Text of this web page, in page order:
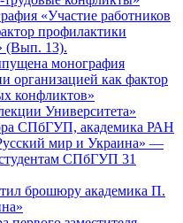
монография
организацией как фактор
конфликтов»
брошюру академика П.